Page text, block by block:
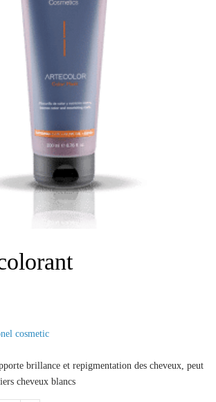
cosmetic
brillance et repigmentation des cheveux, peut
cheveux blancs